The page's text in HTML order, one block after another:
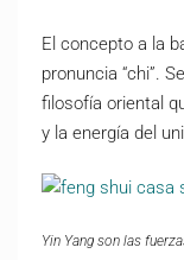
El concepto a la
pronuncia “chi”.
filosofía oriental
y la energía del
Yin Yang son las